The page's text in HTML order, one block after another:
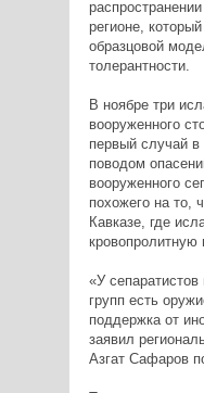
регионе,
образцовой
толерантности.
В ноябре три
вооруженного
первый случай
поводом
вооруженного
похожего на то,
Кавказе, где
кровопролитную
«У
групп есть
поддержка от
заявил
Азгат Сафаров